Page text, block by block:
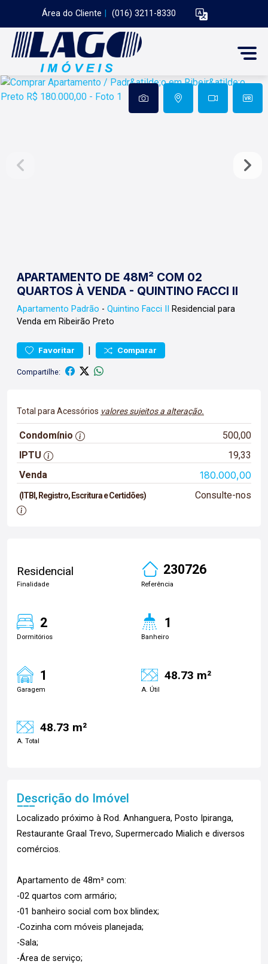
Área do Cliente (016) 3211-8330
APARTAMENTO DE 48M² COM 02
QUARTOS À VENDA - QUINTINO FACCI II
Apartamento Padrão - Quintino Facci II
Residencial para
Venda em Ribeirão Preto
Favoritar | Comparar
Compartilhe:
Total para Acessórios valores sujeitos a alteração.
Condomínio
500,00
IPTU
19,33
Venda
180.000,00
(ITBI, Registro, Escritura e Certidões) Consulte-nos
Residencial
Finalidade
230726
Referência
2
Dormitórios
1
Banheiro
1
Garagem
48.73 m²
A. Útil
48.73 m²
A. Total
Descrição do Imóvel
Localizado próximo à Rod. Anhanguera, Posto Ipiranga,
Restaurante Graal Trevo, Supermercado Mialich e diversos
comércios.
Apartamento de 48m² com:
-02 quartos com armário;
-01 banheiro social com box blindex;
-Cozinha com móveis planejada;
-Sala;
-Área de serviço;